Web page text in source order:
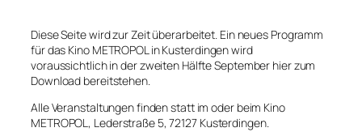
Diese Seite wird zur Zeit überarbeitet. Ein neues Programm
für das Kino METROPOL in Kusterdingen wird
voraussichtlich in der zweiten Hälfte September hier zum
Download bereitstehen.
Alle Veranstaltungen finden statt im oder beim Kino
METROPOL, Lederstraße 5, 72127 Kusterdingen.